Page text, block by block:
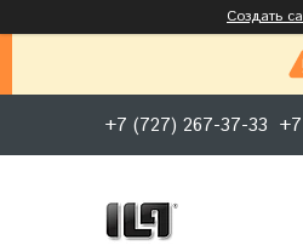
Создать
+7 (727) 267-37-33